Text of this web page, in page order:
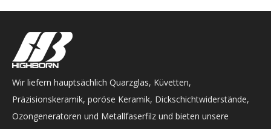
Wir liefern hauptsächlich Quarzglas, Küvetten,
Präzisionskeramik, poröse Keramik, Dickschichtwiderstände,
Ozongeneratoren und Metallfaserfilz und bieten unsere